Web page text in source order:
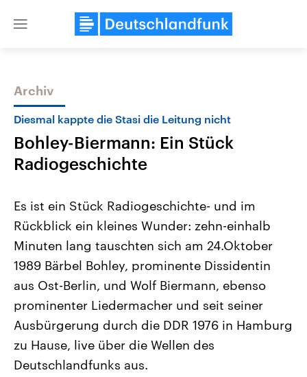
Close
Themen
Landtagswahl Sachsen-Anhalt
2026
Alle Informationen
Sachsen-Anhalt wählt am 6.
September 2026 einen neuen
Landtag. Seit 2021 wird das
Bundesland von einer Koalition aus
CDU, SPD und FDP regiert.-
Umfragen, Prognosen,
Wahlprogramme, aktuelle Berichte
und Hintergründe zu den Parteien
und Kandidaten der anstehenden
Wahl.
Aktuelle Beiträge,
Hintergründe
Wirtschaftlich und
gehören die Vereinigten
den mächtigsten Ländern
mit großem Einfluss auf
Sendungen Programm Podcasts
Archiv
Diesmal kappte die Stasi die Leitung nicht
Bohley-Biermann: Ein Stück
Radiogeschichte
Es ist ein Stück Radiogeschichte- und im
Rückblick ein kleines Wunder: zehn-einhalb
Minuten lang tauschten sich am 24.Oktober
1989 Bärbel Bohley, prominente Dissidentin
aus Ost-Berlin, und Wolf Biermann, ebenso
prominenter Liedermacher und seit seiner
Ausbürgerung durch die DDR 1976 in Hamburg
zu Hause, live über die Wellen des
Deutschlandfunks aus.